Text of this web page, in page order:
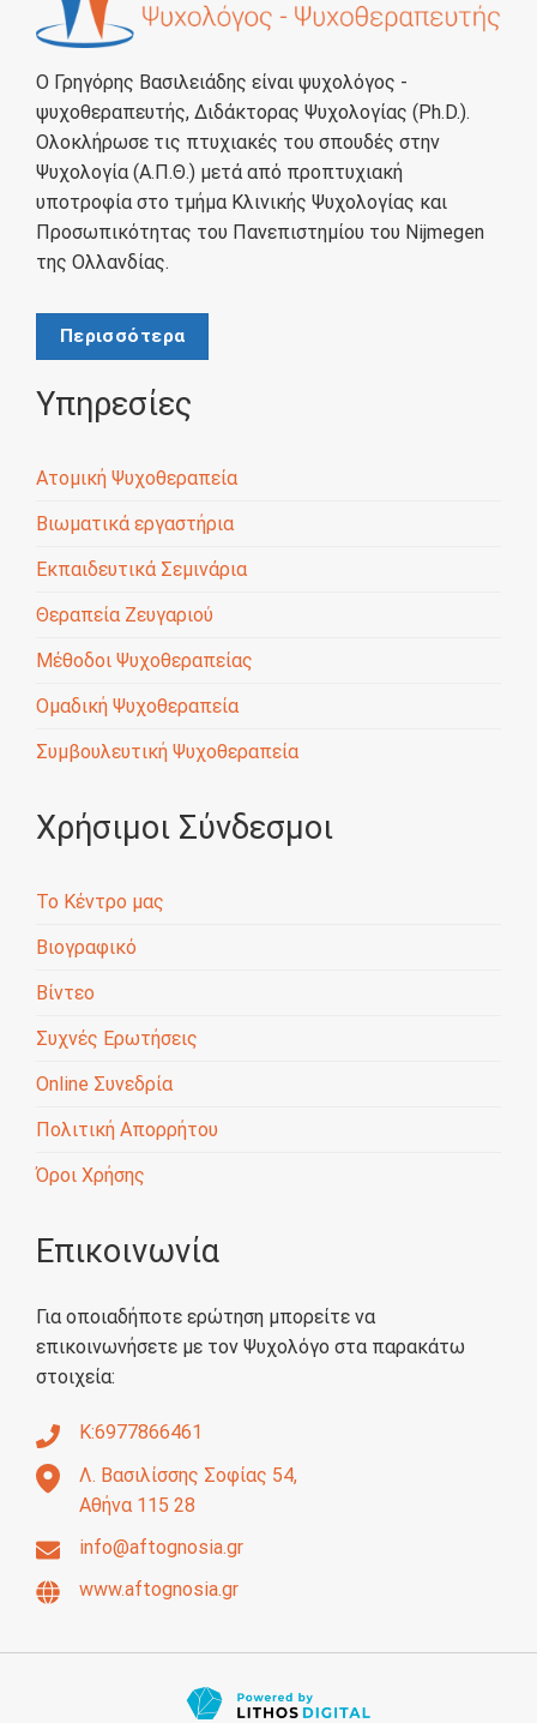
Ο Γρηγόρης Βασιλειάδης είναι ψυχολόγος -
ψυχοθεραπευτής, Διδάκτορας Ψυχολογίας (Ph.D.).
Ολοκλήρωσε τις πτυχιακές του σπουδές στην
Ψυχολογία (Α.Π.Θ.) μετά από προπτυχιακή
υποτροφία στο τμήμα Κλινικής Ψυχολογίας και
Προσωπικότητας του Πανεπιστημίου του Nijmegen
της Ολλανδίας.
Περισσότερα
Υπηρεσίες
Ατομική Ψυχοθεραπεία
Βιωματικά εργαστήρια
Εκπαιδευτικά Σεμινάρια
Θεραπεία Ζευγαριού
Μέθοδοι Ψυχοθεραπείας
Ομαδική Ψυχοθεραπεία
Συμβουλευτική Ψυχοθεραπεία
Χρήσιμοι Σύνδεσμοι
Το Κέντρο μας
Βιογραφικό
Βίντεο
Συχνές Ερωτήσεις
Online Συνεδρία
Πολιτική Απορρήτου
Όροι Χρήσης
Επικοινωνία
Για οποιαδήποτε ερώτηση μπορείτε να
επικοινωνήσετε με τον Ψυχολόγο στα παρακάτω
στοιχεία:
Κ:6977866461
Λ. Βασιλίσσης Σοφίας 54,
Αθήνα 115 28
info@aftognosia.gr
www.aftognosia.gr